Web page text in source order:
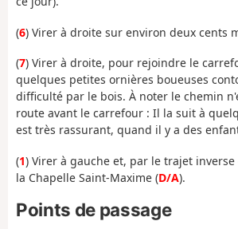
(6) Virer à droite sur environ deux cents
(7) Virer à droite, pour rejoindre le
quelques petites ornières boueuses
difficulté par le bois. À noter le chemin
route avant le carrefour : Il la suit à
est très rassurant, quand il y a des
(1) Virer à gauche et, par le trajet
la Chapelle Saint-Maxime (D/A).
Points de passage